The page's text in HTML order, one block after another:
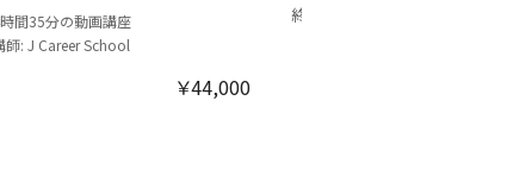
間35分の動画講座
師: J Career School
￥44,000
終了